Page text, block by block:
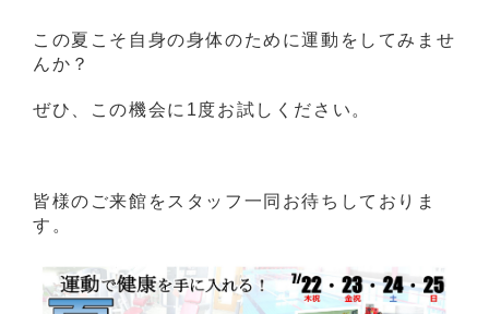
この夏こそ自身の身体のために運動をしてみませ
んか？
ぜひ、この機会に1度お試しください。
皆様のご来館をスタッフ一同お待ちしておりま
す。